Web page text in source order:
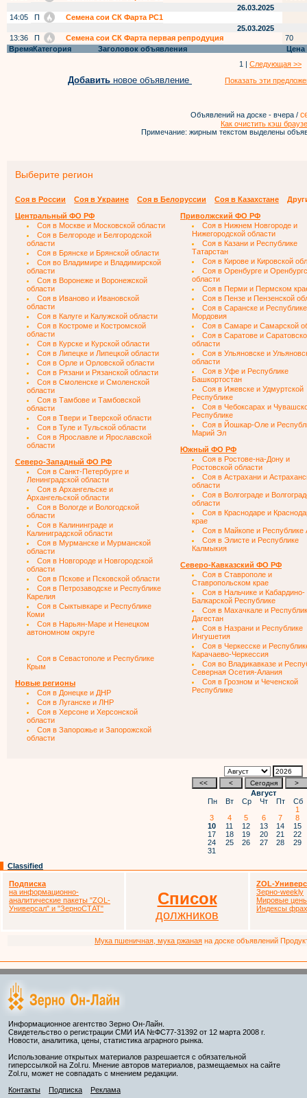
26.03.2025
14:05
П
Семена сои СК Фарта РС1
25.03.2025
13:36
П Семена сои СК Фарта первая репродуция
70
ВремяКатегория Заголовок объявления
Цена
1 | Следующая >>
Добавить новое объявление Показать эти
Объявлений на доске - вчера /
Как очистить кэш
Примечание: жирным текстом выделены
Выберите регион
Соя в России Соя в Украине Соя в Белоруссии Соя в Казахстане
Центральный ФО РФ
Соя в Москве и Московской области
Соя в Белгороде и Белгородской
области
Соя в Брянске и Брянской области
Соя во Владимире и Владимирской
области
Соя в Воронеже и Воронежской
области
Соя в Иваново и Ивановской
области
Соя в Калуге и Калужской области
Соя в Костроме и Костромской
области
Соя в Курске и Курской области
Соя в Липецке и Липецкой области
Соя в Орле и Орловской области
Соя в Рязани и Рязанской области
Соя в Смоленске и Смоленской
области
Соя в Тамбове и Тамбовской
области
Соя в Твери и Тверской области
Соя в Туле и Тульской области
Соя в Ярославле и Ярославской
области
Северо-Западный ФО РФ
Соя в Санкт-Петербурге и
Ленинградской области
Соя в Архангельске и
Архангельской области
Соя в Вологде и Вологодской
области
Соя в Калининграде и
Калиниградской области
Соя в Мурманске и Мурманской
области
Соя в Новгороде и Новгородской
области
Соя в Пскове и Псковской области
Соя в Петрозаводске и Республике
Карелия
Соя в Сыктывкаре и Республике
Коми
Соя в Нарьян-Маре и Ненецком
автономном округе
Соя в Севастополе и Республике
Крым
Новые регионы
Соя в Донецке и ДНР
Соя в Луганске и ЛНР
Соя в Херсоне и Херсонской
области
Соя в Запорожье и Запорожской
области
Приволжский ФО РФ
Соя в Нижнем Новгороде и
Нижегородской области
Соя в Казани и Республике
Татарстан
Соя в Кирове и Кировской
Соя в Оренбурге и
области
Соя в Перми и Пермском
Соя в Пензе и Пензенской
Соя в Саранске и Республике
Мордовия
Соя в Самаре и Самарской
Соя в Саратове и
области
Соя в Ульяновске и
области
Соя в Уфе и Республике
Башкортостан
Соя в Ижевске и Удмуртской
Республике
Соя в Чебоксарах и
Республике
Соя в Йошкар-Оле и
Марий Эл
Южный ФО РФ
Соя в Ростове-на-Дону и
Ростовской области
Соя в Астрахани и
области
Соя в Волгограде и
области
Соя в Краснодаре и
крае
Соя в Майкопе и Республике
Соя в Элисте и Республике
Калмыкия
Северо-Кавказский ФО РФ
Соя в Ставрополе и
Ставропольском крае
Соя в Нальчике и Кабардино-
Балкарской Республике
Соя в Махачкале и
Дагестан
Соя в Назрани и Республике
Ингушетия
Соя в Черкесске и
Карачаево-Черкессия
Соя во Владикавказе и
Северная Осетия-Алания
Соя в Грозном и Чеченской
Республике
Август
Пн
Вт Ср Чт Пт Сб
1
3
4 5 6 7
8
10
11 12 13 14 15
17
18 19 20 21 22
24
25 26 27 28 29
31
Classified
Подписка
на информационно-
аналитические пакеты "ZOL-
Универсал" и "ЗерноСТАТ"
Список
должников
ZOL-
Зерно-weekly
Мировые
Индексы
Мука пшеничная, мука ржаная на доске объявлений
Информационное агентство Зерно Он-Лайн.
Свидетельство о регистрации СМИ ИА №ФС77-31392 от 12 марта 2008 г.
Новости, аналитика, цены, статистика аграрного рынка.
Использование открытых материалов разрешается с обязательной
гиперссылкой на Zol.ru. Мнение авторов материалов, размещаемых на сайте
Zol.ru, может не совпадать с мнением редакции.
Контакты
Подписка Реклама